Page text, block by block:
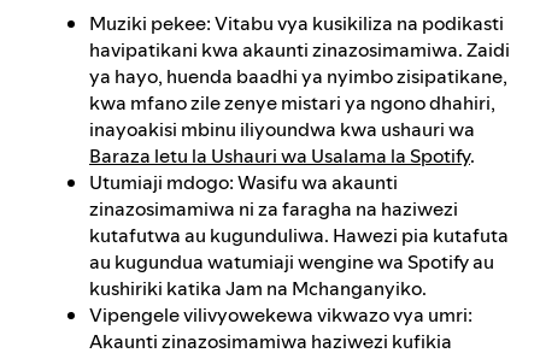
Muziki pekee: Vitabu vya kusikiliza na podikasti
havipatikani kwa akaunti zinazosimamiwa. Zaidi
ya hayo, huenda baadhi ya nyimbo zisipatikane,
kwa mfano zile zenye mistari ya ngono dhahiri,
inayoakisi mbinu iliyoundwa kwa ushauri wa
Baraza letu la Ushauri wa Usalama la Spotify.
Utumiaji mdogo: Wasifu wa akaunti
zinazosimamiwa ni za faragha na haziwezi
kutafutwa au kugunduliwa. Hawezi pia kutafuta
au kugundua watumiaji wengine wa Spotify au
kushiriki katika Jam na Mchanganyiko.
Vipengele vilivyowekewa vikwazo vya umri:
Akaunti zinazosimamiwa haziwezi kufikia